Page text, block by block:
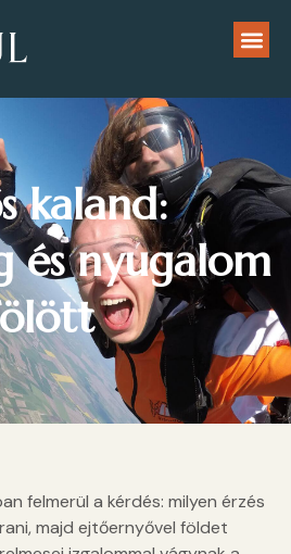
kaland:
és nyugalom
felmerül a kérdés: milyen érzés
majd ejtőernyővel földet